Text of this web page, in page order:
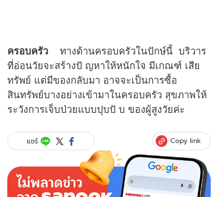
ครอบครัว ทางด้านครอบครัวในปักษ์นี้ บริวาร
ที่อ่อนวัยจะสร้างปั ญหาให้หนักใจ มีเกณฑ์ เสีย
ทรัพย์ แต่มีของกลับมา อาจจะเป็นการซื้อ
สินทรัพย์บางอย่างเข้ามาในครอบครัว สุขภาพให้
ระวังการเจ็บป่วยแบบปุบปั บ ของผู้สูงวัยค่ะ
แชร์ Copy link